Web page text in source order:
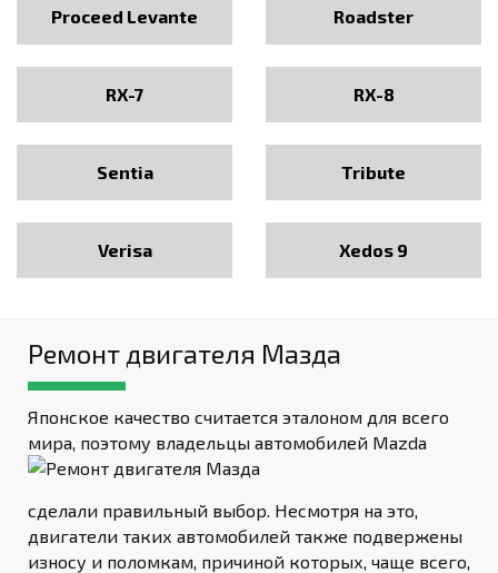
Proceed Levante Roadster
RX-7 RX-8
Sentia Tribute
Verisa Xedos 9
Ремонт двигателя Мазда
Японское качество считается эталоном для всего
мира, поэтому владельцы автомобилей Mazda
сделали правильный выбор. Несмотря на это,
двигатели таких автомобилей также подвержены
износу и поломкам, причиной которых, чаще всего,